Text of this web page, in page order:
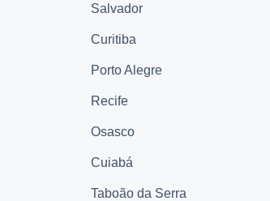
Salvador
Curitiba
Porto Alegre
Recife
Osasco
Cuiabá
Taboão da Serra